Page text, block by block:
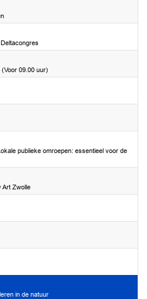
(Voor 09.00 uur)
publieke omroepen: essentieel voor de
Art Zwolle
in de natuur